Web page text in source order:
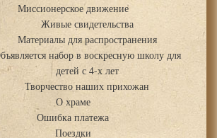
Миссионерское движение
Живые свидетельства
Материалы для распространения
набор в воскресную школу для
детей с 4-х лет
Творчество наших прихожан
О храме
Ошибка платежа
Поездки